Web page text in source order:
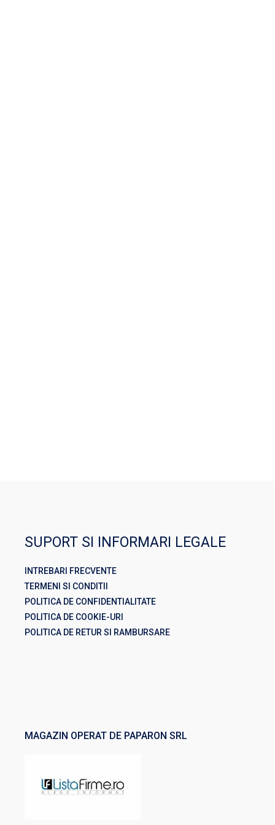
SUPORT SI INFORMARI LEGALE
INTREBARI FRECVENTE
TERMENI SI CONDITII
POLITICA DE CONFIDENTIALITATE
POLITICA DE COOKIE-URI
POLITICA DE RETUR SI RAMBURSARE
MAGAZIN OPERAT DE PAPARON SRL